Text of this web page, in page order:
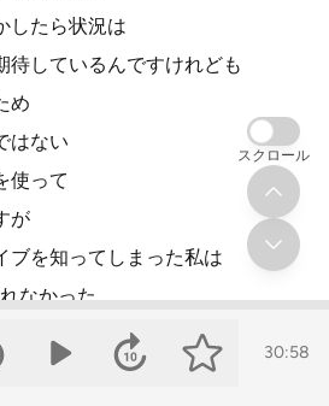
したら状況は
待しているんですけれども
め
はない
使って
が
ブを知ってしまった私は
なかった
思います
30:58
スクロール